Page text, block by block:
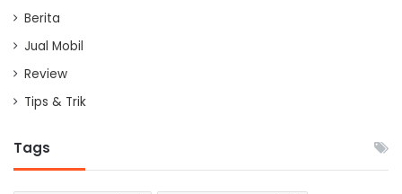
Berita
Jual Mobil
Review
Tips & Trik
Tags